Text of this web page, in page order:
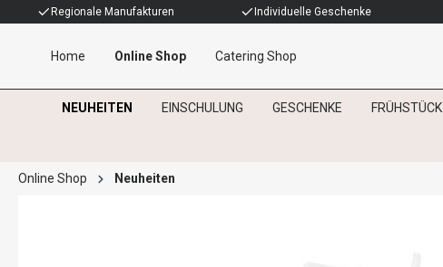
Regionale Manufakturen Individuelle Geschenke
Home Online Shop Catering Shop
NEUHEITEN EINSCHULUNG GESCHENKE FRÜHSTÜCK
Online Shop Neuheiten